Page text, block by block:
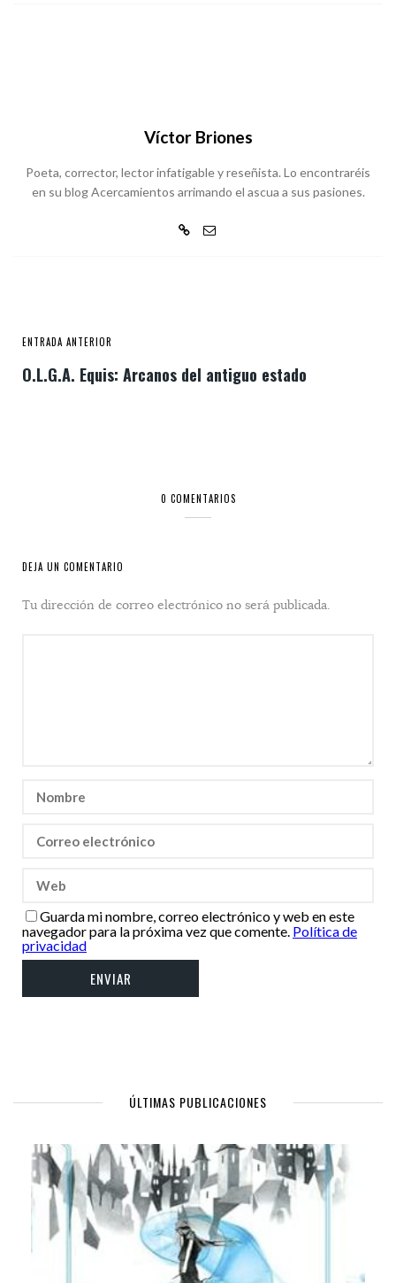
Víctor Briones
Poeta, corrector, lector infatigable y reseñista. Lo encontraréis
en su blog Acercamientos arrimando el ascua a sus pasiones.
ENTRADA ANTERIOR
O.L.G.A. Equis: Arcanos del antiguo estado
0 COMENTARIOS
DEJA UN COMENTARIO
Tu dirección de correo electrónico no será publicada.
Guarda mi nombre, correo electrónico y web en este
navegador para la próxima vez que comente. Política de
privacidad
ÚLTIMAS PUBLICACIONES